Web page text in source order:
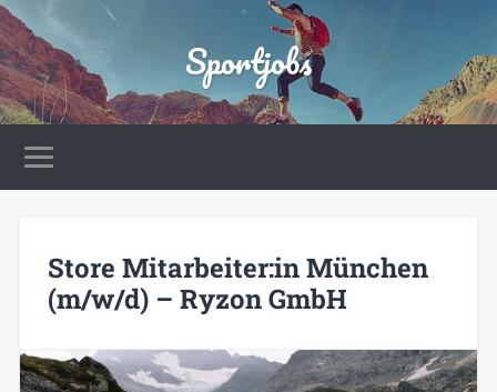
Sportjobs
Store Mitarbeiter:in München
(m/w/d) – Ryzon GmbH